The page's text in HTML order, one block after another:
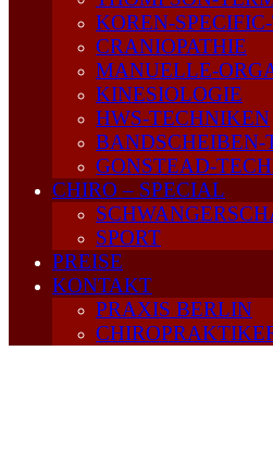
KOREN-
CRANIOPATHIE
MANUELLE-
KINESIOLOGIE
HWS-TECHNIKEN
BANDSCHEIBEN-
GONSTEAD-
CHIRO – SPECIAL
SPORT
PREISE
KONTAKT
PRAXIS BERLIN